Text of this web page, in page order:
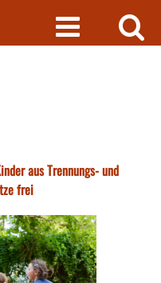
aus Trennungs- und
frei